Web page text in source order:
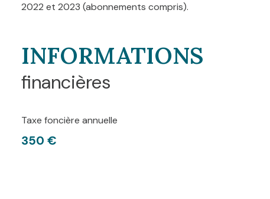
2022 et 2023 (abonnements compris).
INFORMATIONS
financières
Taxe foncière annuelle
350 €